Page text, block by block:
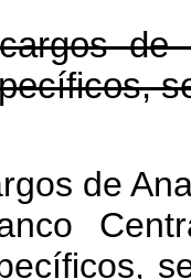
de
de